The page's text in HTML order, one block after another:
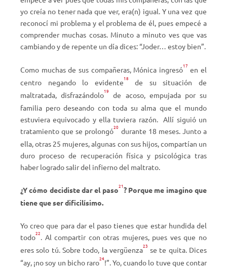
yo creía no tener nada que ver, era(n) igual. Y una vez que
reconocí mi problema y el problema de él, pues empecé a
comprender muchas cosas. Minuto a minuto ves que vas
cambiando y de repente un día dices: “Joder… estoy bien”.
Como muchas de sus compañeras, Mónica ingresó17 en el
centro negando lo evidente18
de su situación de
maltratada, disfrazándolo19
de acoso, empujada por su
familia pero deseando con toda su alma que el mundo
estuviera equivocado y ella tuviera razón.
Allí siguió un
tratamiento que se prolongó20 durante 18 meses. Junto a
ella, otras 25 mujeres, algunas con sus hijos, compartían un
duro proceso de recuperación física y psicológica tras
haber logrado salir del infierno del maltrato.
¿Y cómo decidiste dar el paso21? Porque me imagino que
tiene que ser dificilísimo.
Yo creo que para dar el paso tienes que estar hundida del
todo22. Al compartir con otras mujeres, pues ves que no
eres solo tú. Sobre todo, la vergüenza23 se te quita. Dices
“ay, ¡no soy un bicho raro24!”. Yo, cuando lo tuve que contar